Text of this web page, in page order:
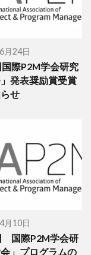
月24日
国際P2M学会研究
発表奨励賞受賞
せ
月10日
国際P2M学会研
」プログラムの